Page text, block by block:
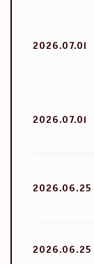
2026.07.01
2026.07.01
2026.06.25
2026.06.25